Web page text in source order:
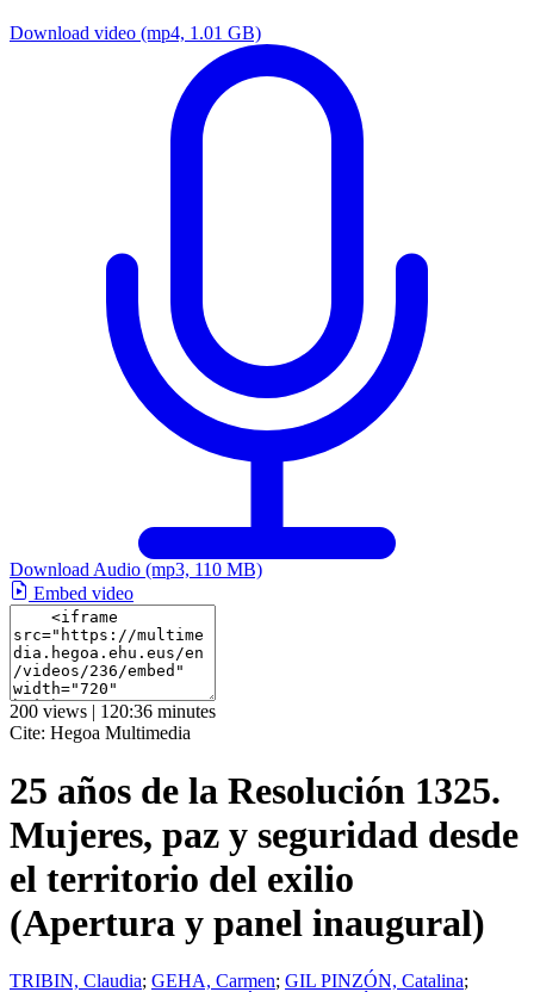
Download video (mp4, 1.01 GB)
Download Audio (mp3, 110 MB)
Embed video
200 views | 120:36 minutes
Cite: Hegoa Multimedia
25 años de la Resolución 1325.
Mujeres, paz y seguridad desde
el territorio del exilio
(Apertura y panel inaugural)
TRIBIN, Claudia; GEHA, Carmen; GIL PINZÓN, Catalina;